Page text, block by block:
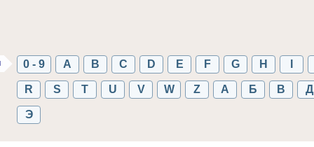
0 - 9 A B C D E F G H
R S T U V W Z А Б В Д
Э